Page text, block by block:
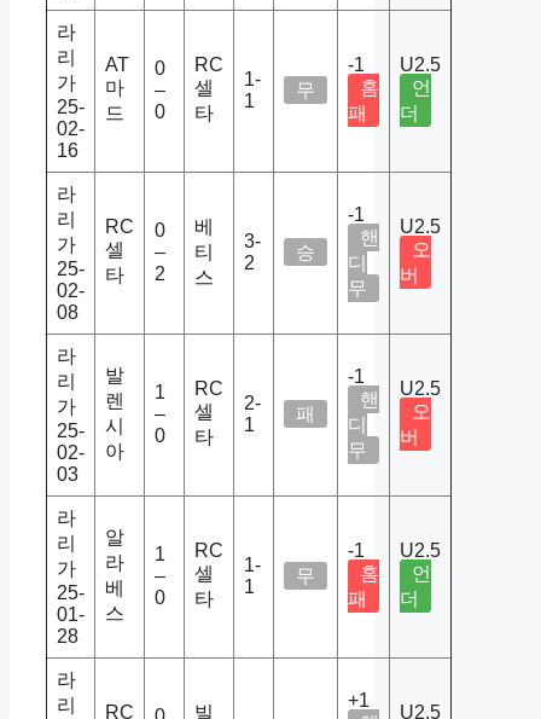
라
리
가
25-
02-
16
AT
마
드
0
–
0
RC
셀
타
1-
1
무
-1
홈
패
U2.5
언
더
라
리
가
25-
02-
08
RC
셀
타
0
–
2
베
티
스
3-
2
승
-1
핸
디
무
U2.5
오
버
라
리
가
25-
02-
03
발
렌
시
아
1
–
0
RC
셀
타
2-
1
패
-1
핸
디
무
U2.5
오
버
라
리
가
25-
01-
28
알
라
베
스
1
–
0
RC
셀
타
1-
1
무
-1
홈
패
U2.5
언
더
라
리
RC 빌
+1
U2.5